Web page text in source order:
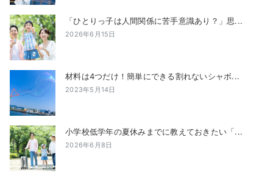
「ひとりっ子は人間関係に苦手意識あり？」思...
2026年6月15日
材料は4つだけ！簡単にできる割れないシャボ...
2023年5月14日
小学校低学年の夏休みまでに教えておきたい「...
2026年6月8日